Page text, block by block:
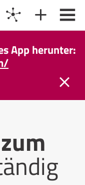
App herunter: